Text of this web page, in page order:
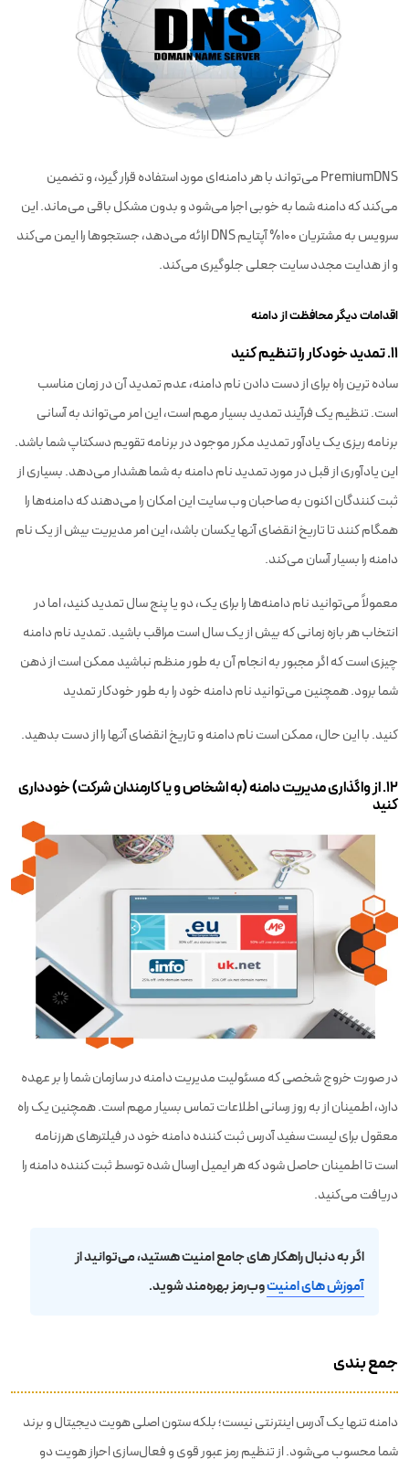
PremiumDNS می‌تواند با هر دامنه‌ای مورد استفاده قرار گیرد، و تضمین
می‌کند که دامنه شما به خوبی اجرا می‌شود و بدون مشکل باقی می‌ماند. این
سرویس به مشتریان 100% آپتایم DNS ارائه می‌دهد، جستجوها را ایمن می‌کند
و از هدایت مجدد سایت جعلی جلوگیری می‌کند.
اقدامات دیگر محافظت از دامنه
۱۱. تمدید خودکار را تنظیم کنید
ساده ترین راه برای از دست دادن نام دامنه، عدم تمدید آن در زمان مناسب
است. تنظیم یک فرآیند تمدید بسیار مهم است، این امر می‌تواند به آسانی
برنامه ریزی یک یادآور تمدید مکرر موجود در برنامه تقویم دسکتاپ شما باشد.
این یادآوری از قبل در مورد تمدید نام دامنه به شما هشدار می‌دهد. بسیاری از
ثبت کنندگان اکنون به صاحبان وب سایت این امکان را می‌دهند که دامنه‌ها را
همگام کنند تا تاریخ انقضای آنها یکسان باشد، این امر مدیریت بیش از یک نام
دامنه را بسیار آسان می‌کند.
معمولاً می‌توانید نام دامنه‌ها را برای یک، دو یا پنج سال تمدید کنید، اما در
انتخاب هر بازه زمانی که بیش از یک سال است مراقب باشید. تمدید نام دامنه
چیزی است که اگر مجبور به انجام آن به طور منظم نباشید ممکن است از ذهن
شما برود. همچنین می‌توانید نام دامنه خود را به طور خودکار تمدید
کنید. با این حال، ممکن است نام دامنه و تاریخ انقضای آنها را از دست بدهید.
۱۲. از واگذاری مدیریت دامنه (به اشخاص و یا کارمندان شرکت) خودداری
کنید
در صورت خروج شخصی که مسئولیت مدیریت دامنه در سازمان شما را بر عهده
دارد، اطمینان از به روز رسانی اطلاعات تماس بسیار مهم است. همچنین یک راه
معقول برای لیست سفید آدرس ثبت کننده دامنه خود در فیلترهای هرزنامه
است تا اطمینان حاصل شود که هر ایمیل ارسال شده توسط ثبت کننده دامنه را
دریافت می‌کنید.
اگر به دنبال راهکار های جامع امنیت هستید، می‌توانید از
آموزش های امنیتوب‌رمز بهره‌مند شوید.
جمع بندی
دامنه تنها یک آدرس اینترنتی نیست؛ بلکه ستون اصلی هویت دیجیتال و برند
شما محسوب می‌شود. از تنظیم رمز عبور قوی و فعال‌سازی احراز هویت دو